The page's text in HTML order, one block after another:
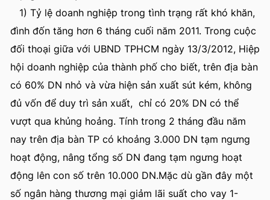
1) Tỷ lệ doanh nghiệp trong tình trạng rất khó khăn,
đình đốn tăng hơn 6 tháng cuối năm 2011. Trong cuộc
đối thoại giữa với UBND TPHCM ngày 13/3/2012, Hiệp
hội doanh nghiệp của thành phố cho biết, trên địa bàn
có 60% DN nhỏ và vừa hiện sản xuất sút kém, không
đủ vốn để duy trì sản xuất, chỉ có 20% DN có thể
vượt qua khủng hoảng. Tính trong 2 tháng đầu năm
nay trên địa bàn TP có khoảng 3.000 DN tạm ngưng
hoạt động, nâng tổng số DN đang tạm ngưng hoạt
động lên con số trên 10.000 DN.Mặc dù gần đây một
số ngân hàng thương mại giảm lãi suất cho vay 1-